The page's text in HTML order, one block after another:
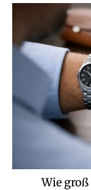
Wie